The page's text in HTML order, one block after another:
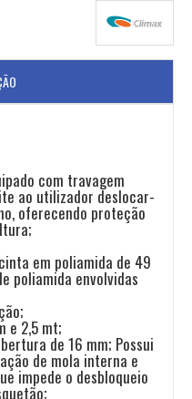
com travagem
ao utilizador deslocar-
oferecendo proteção
em poliamida de 49
poliamida envolvidas
e 2,5 mt;
de 16 mm; Possui
de mola interna e
impede o desbloqueio